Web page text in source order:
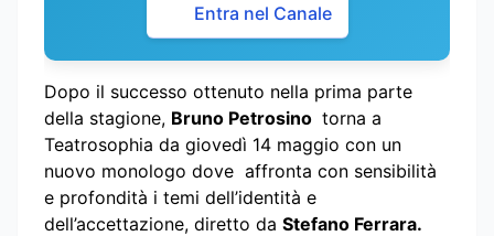
Entra nel Canale
Dopo il successo ottenuto nella prima parte
della stagione, Bruno Petrosino torna a
Teatrosophia da giovedì 14 maggio con un
nuovo monologo dove affronta con sensibilità
e profondità i temi dell’identità e
dell’accettazione, diretto da Stefano Ferrara.